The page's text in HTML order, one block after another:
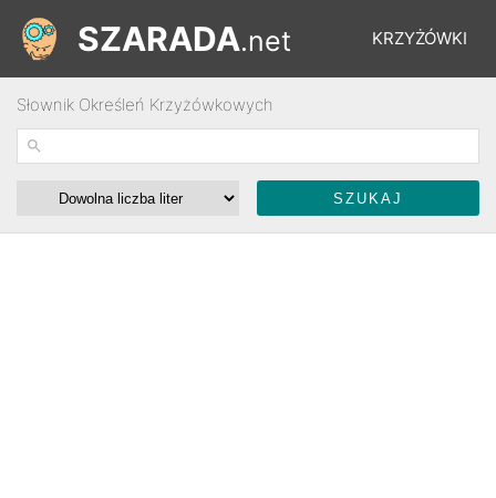
KRZYŻÓWKI
ŁAMIGŁÓWKI
SZARADA.net
Słownik Określeń Krzyżówkowych